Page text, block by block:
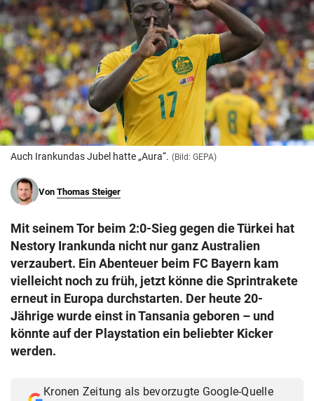
search
Suchbegriff
eingeben
© Krone Multimedia GmbH & Co KG 2026
Muthgasse 2, 1190 Wien
Auch Irankundas Jubel hatte „Aura“. (Bild: GEPA)
Von Thomas Steiger
Mit seinem Tor beim 2:0-Sieg gegen die Türkei hat
Nestory Irankunda nicht nur ganz Australien
verzaubert. Ein Abenteuer beim FC Bayern kam
vielleicht noch zu früh, jetzt könne die Sprintrakete
erneut in Europa durchstarten. Der heute 20-
Jährige wurde einst in Tansania geboren – und
könnte auf der Playstation ein beliebter Kicker
werden.
Kronen Zeitung als bevorzugte Google-Quelle